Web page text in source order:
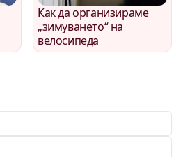
Как да организираме
„зимуването“ на
велосипеда